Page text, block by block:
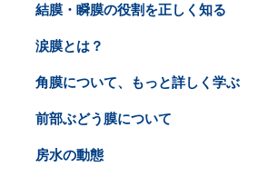
結膜・瞬膜の役割を正しく知る
涙膜とは？
角膜について、もっと詳しく学ぶ
前部ぶどう膜について
房水の動態